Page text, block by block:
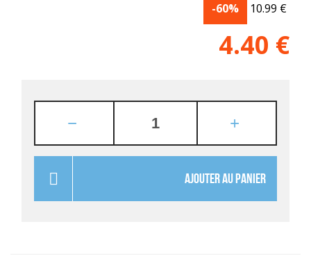
-60% 10.99 €
4.40 €
AJOUTER AU PANIER